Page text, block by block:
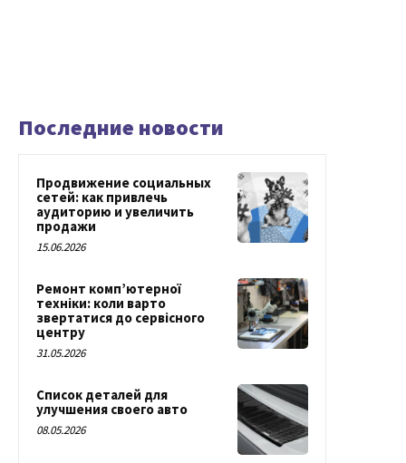
Последние новости
Продвижение социальных
сетей: как привлечь
аудиторию и увеличить
продажи
15.06.2026
Ремонт комп’ютерної
техніки: коли варто
звертатися до сервісного
центру
31.05.2026
Список деталей для
улучшения своего авто
08.05.2026